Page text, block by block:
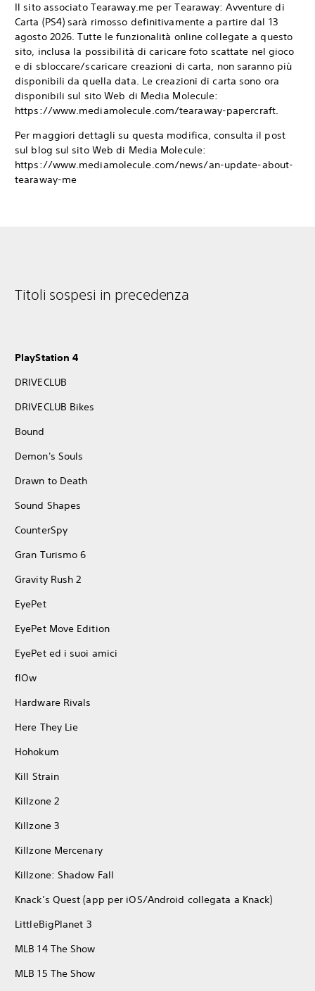
Il sito associato Tearaway.me per Tearaway: Avventure di
Carta (PS4) sarà rimosso definitivamente a partire dal 13
agosto 2026. Tutte le funzionalità online collegate a questo
sito, inclusa la possibilità di caricare foto scattate nel gioco
e di sbloccare/scaricare creazioni di carta, non saranno più
disponibili da quella data. Le creazioni di carta sono ora
disponibili sul sito Web di Media Molecule:
https://www.mediamolecule.com/tearaway-papercraft.
Per maggiori dettagli su questa modifica, consulta il post
sul blog sul sito Web di Media Molecule:
https://www.mediamolecule.com/news/an-update-about-
tearaway-me
Titoli sospesi in precedenza
PlayStation 4
DRIVECLUB
DRIVECLUB Bikes
Bound
Demon's Souls
Drawn to Death
Sound Shapes
CounterSpy
Gran Turismo 6
Gravity Rush 2
EyePet
EyePet Move Edition
EyePet ed i suoi amici
flOw
Hardware Rivals
Here They Lie
Hohokum
Kill Strain
Killzone 2
Killzone 3
Killzone Mercenary
Killzone: Shadow Fall
Knack’s Quest (app per iOS/Android collegata a Knack)
LittleBigPlanet 3
MLB 14 The Show
MLB 15 The Show